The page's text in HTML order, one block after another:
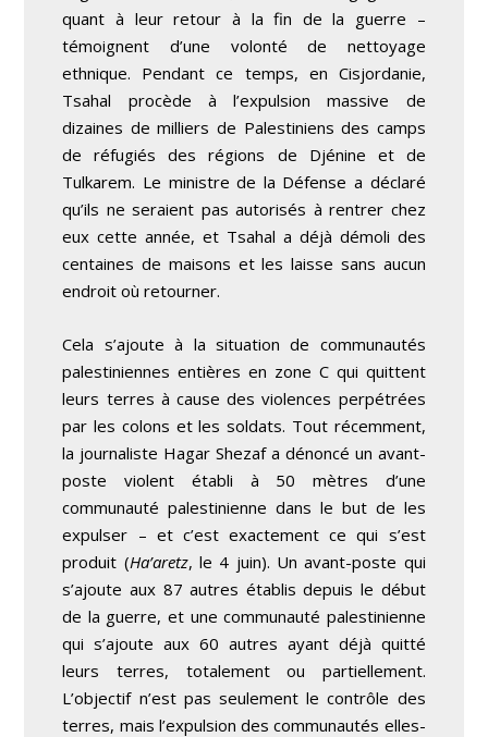
quant à leur retour à la fin de la guerre –
témoignent d’une volonté de nettoyage
ethnique. Pendant ce temps, en Cisjordanie,
Tsahal procède à l’expulsion massive de
dizaines de milliers de Palestiniens des camps
de réfugiés des régions de Djénine et de
Tulkarem. Le ministre de la Défense a déclaré
qu’ils ne seraient pas autorisés à rentrer chez
eux cette année, et Tsahal a déjà démoli des
centaines de maisons et les laisse sans aucun
endroit où retourner.
Cela s’ajoute à la situation de communautés
palestiniennes entières en zone C qui quittent
leurs terres à cause des violences perpétrées
par les colons et les soldats. Tout récemment,
la journaliste Hagar Shezaf a dénoncé un avant-
poste violent établi à 50 mètres d’une
communauté palestinienne dans le but de les
expulser – et c’est exactement ce qui s’est
produit (Ha’aretz, le 4 juin). Un avant-poste qui
s’ajoute aux 87 autres établis depuis le début
de la guerre, et une communauté palestinienne
qui s’ajoute aux 60 autres ayant déjà quitté
leurs terres, totalement ou partiellement.
L’objectif n’est pas seulement le contrôle des
terres, mais l’expulsion des communautés elles-